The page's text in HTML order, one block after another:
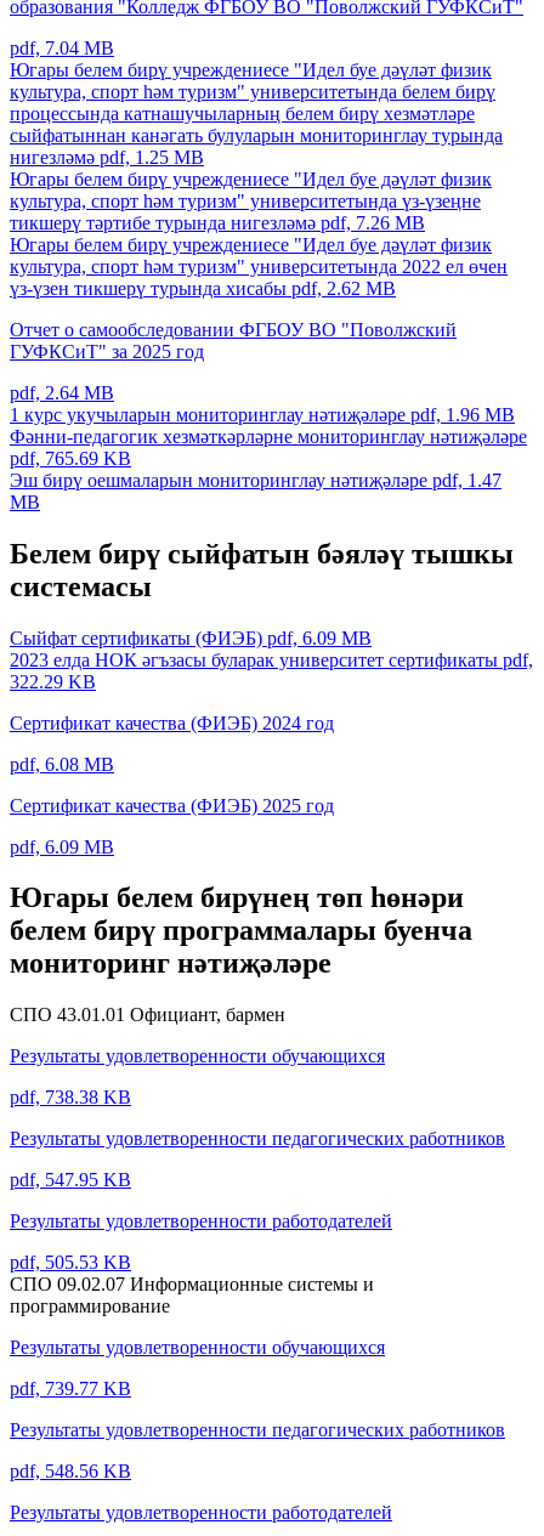
образования "Колледж ФГБОУ ВО "Поволжский ГУФКСиТ"
pdf, 7.04 MB
Югары белем бирү учреждениесе "Идел буе дәүләт физик
культура, спорт һәм туризм" университетында белем бирү
процессында катнашучыларның белем бирү хезмәтләре
сыйфатыннан канәгать булуларын мониторинглау турында
нигезләмә pdf, 1.25 MB
Югары белем бирү учреждениесе "Идел буе дәүләт физик
культура, спорт һәм туризм" университетында үз-үзеңне
тикшерү тәртибе турында нигезләмә pdf, 7.26 MB
Югары белем бирү учреждениесе "Идел буе дәүләт физик
культура, спорт һәм туризм" университетында 2022 ел өчен
үз-үзен тикшерү турында хисабы pdf, 2.62 MB
Отчет о самообследовании ФГБОУ ВО "Поволжский
ГУФКСиТ" за 2025 год
pdf, 2.64 MB
1 курс укучыларын мониторинглау нәтиҗәләре pdf, 1.96 MB
Фәнни-педагогик хезмәткәрләрне мониторинглау нәтиҗәләре
pdf, 765.69 KB
Эш бирү оешмаларын мониторинглау нәтиҗәләре pdf, 1.47
MB
Белем бирү сыйфатын бәяләү тышкы
системасы
Сыйфат сертификаты (ФИЭБ) pdf, 6.09 MB
2023 елда НОК әгъзасы буларак университет сертификаты pdf,
322.29 KB
Сертификат качества (ФИЭБ) 2024 год
pdf, 6.08 MB
Сертификат качества (ФИЭБ) 2025 год
pdf, 6.09 MB
Югары белем бирүнең төп һөнәри
белем бирү программалары буенча
мониторинг нәтиҗәләре
СПО 43.01.01 Официант, бармен
Результаты удовлетворенности обучающихся
pdf, 738.38 KB
Результаты удовлетворенности педагогических работников
pdf, 547.95 KB
Результаты удовлетворенности работодателей
pdf, 505.53 KB
СПО 09.02.07 Информационные системы и
программирование
Результаты удовлетворенности обучающихся
pdf, 739.77 KB
Результаты удовлетворенности педагогических работников
pdf, 548.56 KB
Результаты удовлетворенности работодателей